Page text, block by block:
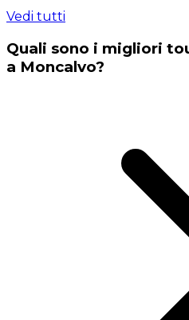
Vedi tutti
Quali sono i migliori
a Moncalvo?